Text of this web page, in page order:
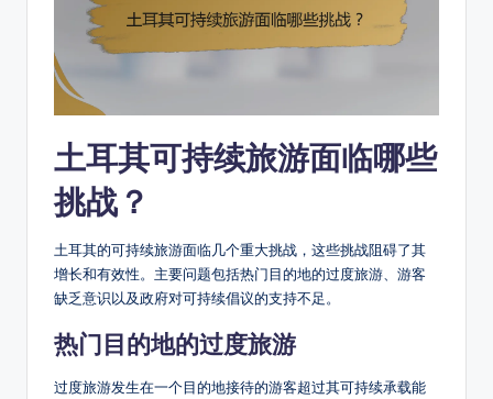
土耳其可持续旅游面临哪些
挑战？
土耳其的可持续旅游面临几个重大挑战，这些挑战阻碍了其
增长和有效性。主要问题包括热门目的地的过度旅游、游客
缺乏意识以及政府对可持续倡议的支持不足。
热门目的地的过度旅游
过度旅游发生在一个目的地接待的游客超过其可持续承载能